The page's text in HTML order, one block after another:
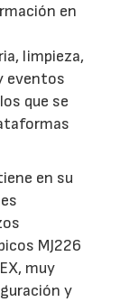
en
limpieza,
eventos
que se
en su
MJ226
muy
y